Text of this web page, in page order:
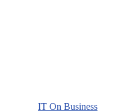
IT On Business